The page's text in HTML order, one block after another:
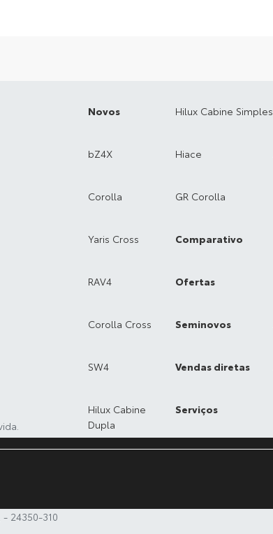
Novos
bZ4X
Corolla
Yaris Cross
RAV4
Corolla Cross
SW4
Hilux Cabine
Dupla
Hilux Cabine Simples
Hiace
GR Corolla
Comparativo
Ofertas
Seminovos
Vendas diretas
Serviços
24350-310